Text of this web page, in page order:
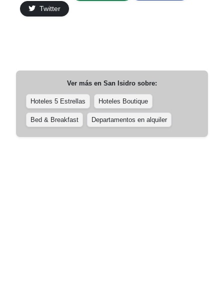
Twitter
Ver más en San Isidro sobre:
Hoteles 5 Estrellas Hoteles Boutique
Bed & Breakfast Departamentos en alquiler